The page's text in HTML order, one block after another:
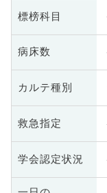
標榜科目
病床数
カルテ種別
救急指定
学会認定状況